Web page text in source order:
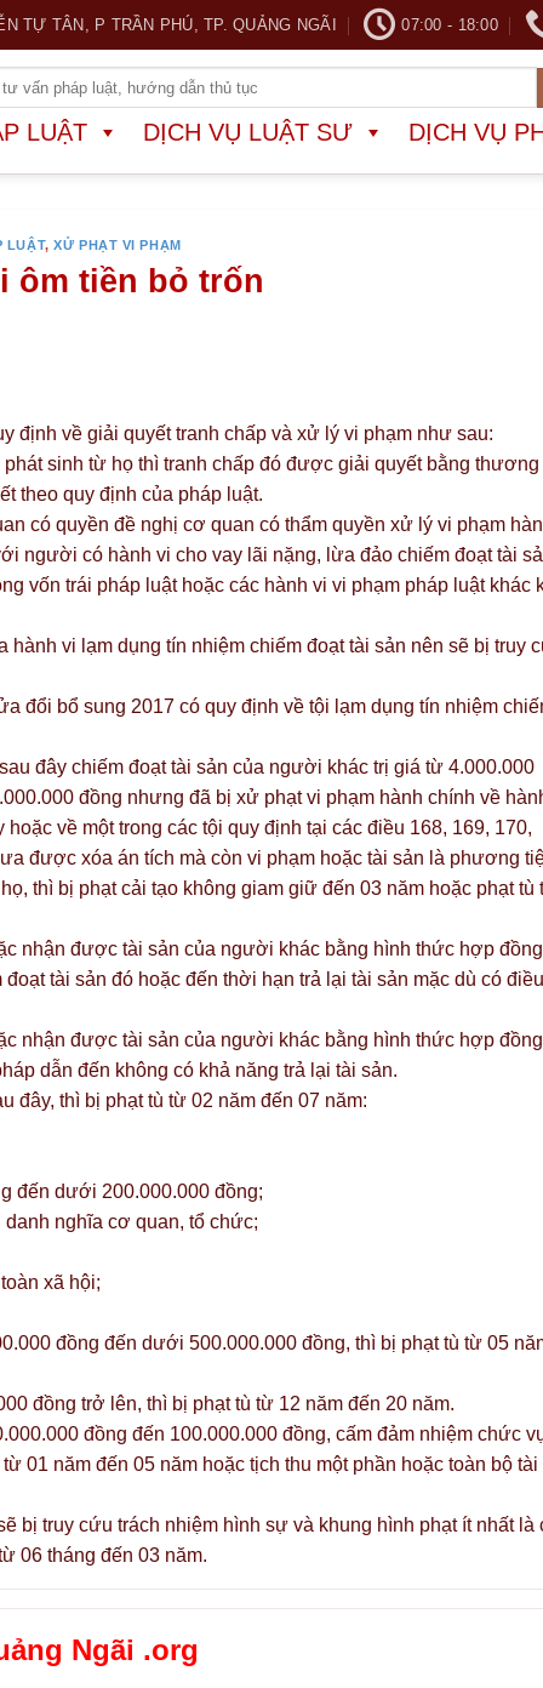
TỰ TÂN, P TRẦN PHÚ, TP. QUẢNG NGÃI 07:00 - 18:00
LUẬT DỊCH VỤ LUẬT SƯ DỊCH VỤ
LUẬT,XỬ PHẠT VI PHẠM
ôm tiền bỏ trốn
định về giải quyết tranh chấp và xử lý vi phạm như sau:
sinh từ họ thì tranh chấp đó được giải quyết bằng thương
theo quy định của pháp luật.
có quyền đề nghị cơ quan có thẩm quyền xử lý vi phạm
người có hành vi cho vay lãi nặng, lừa đảo chiếm đoạt tài
vốn trái pháp luật hoặc các hành vi vi phạm pháp luật khác
hành vi lạm dụng tín nhiệm chiếm đoạt tài sản nên sẽ bị truy
đổi bổ sung 2017 có quy định về tội lạm dụng tín nhiệm
đây chiếm đoạt tài sản của người khác trị giá từ 4.000.000
đồng nhưng đã bị xử phạt vi phạm hành chính về
về một trong các tội quy định tại các điều 168, 169, 170,
được xóa án tích mà còn vi phạm hoặc tài sản là phương
thì bị phạt cải tạo không giam giữ đến 03 năm hoặc phạt tù
nhận được tài sản của người khác bằng hình thức hợp
tài sản đó hoặc đến thời hạn trả lại tài sản mặc dù có điều
nhận được tài sản của người khác bằng hình thức hợp
dẫn đến không có khả năng trả lại tài sản.
đây, thì bị phạt tù từ 02 năm đến 07 năm:
đến dưới 200.000.000 đồng;
nghĩa cơ quan, tổ chức;
xã hội;
đồng đến dưới 500.000.000 đồng, thì bị phạt tù từ 05
đồng trở lên, thì bị phạt tù từ 12 năm đến 20 năm.
đồng đến 100.000.000 đồng, cấm đảm nhiệm chức
01 năm đến 05 năm hoặc tịch thu một phần hoặc toàn bộ tài
bị truy cứu trách nhiệm hình sự và khung hình phạt ít nhất là
06 tháng đến 03 năm.
Ngãi .org